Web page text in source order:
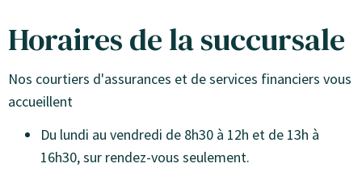
Horaires de la succursale
Nos courtiers d'assurances et de services financiers vous
accueillent
Du lundi au vendredi de 8h30 à 12h et de 13h à
16h30, sur rendez-vous seulement.